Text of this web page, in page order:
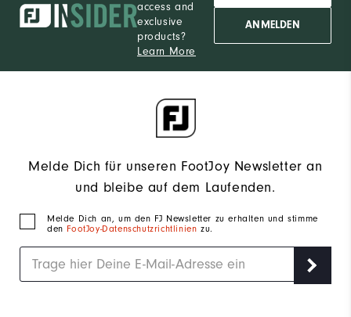
access and
exclusive
products?
Learn More
ANMELDEN
Melde Dich für unseren FootJoy Newsletter an
und bleibe auf dem Laufenden.
Melde Dich an, um den FJ Newsletter zu erhalten und stimme
den FootJoy-Datenschutzrichtlinienzu.